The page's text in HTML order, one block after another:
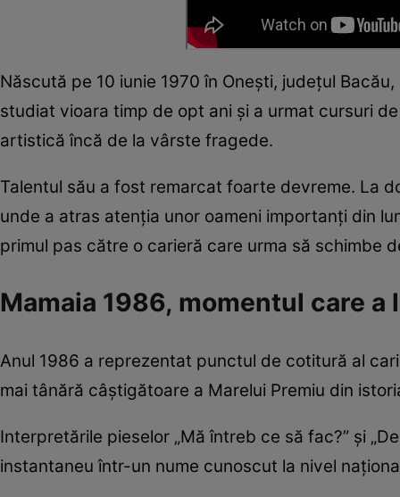
Născută pe 10 iunie 1970 în Onești, județul
studiat vioara timp de opt ani și a urmat cursuri
artistică încă de la vârste fragede.
Talentul său a fost remarcat foarte devreme. La
unde a atras atenția unor oameni importanți din
primul pas către o carieră care urma să schimbe
Mamaia 1986, momentul care a
Anul 1986 a reprezentat punctul de cotitură al
mai tânără câștigătoare a Marelui Premiu din
Interpretările pieselor „Mă întreb ce să fac?” și
instantaneu într-un nume cunoscut la nivel